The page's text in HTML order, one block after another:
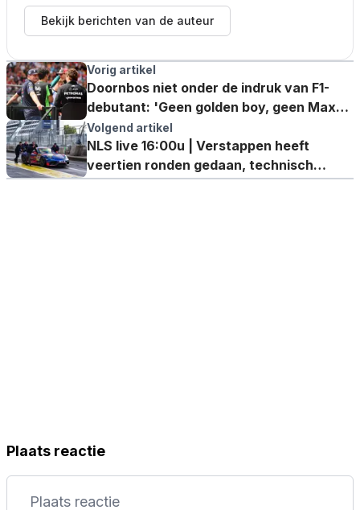
Bekijk berichten van de auteur
Vorig artikel
Doornbos niet onder de indruk van F1-
debutant: 'Geen golden boy, geen Max
Verstappen'
Volgend artikel
NLS live 16:00u | Verstappen heeft
veertien ronden gedaan, technisch
probleem auto 89 kan roet in het eten
Plaats reactie